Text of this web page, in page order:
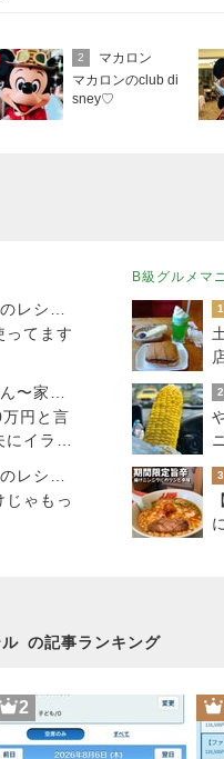
2
マカロン
マカロンのclub di
sney♡
ってます
万円と言
イライ
じゃもっ
B級グルメマ
1
2
3
の記事ランキング
2